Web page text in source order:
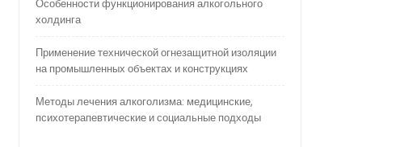
Особенности функционирования алкогольного
холдинга
Применение технической огнезащитной изоляции
на промышленных объектах и конструкциях
Методы лечения алкоголизма: медицинские,
психотерапевтические и социальные подходы